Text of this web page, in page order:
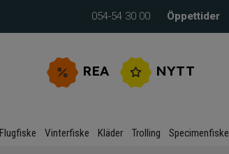
054-54 30 00 Öppettider
REA NYTT
Flugfiske Vinterfiske Kläder Trolling Specimenfiske